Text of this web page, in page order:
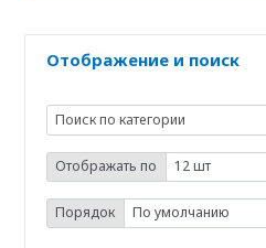
Отображение и поиск
Отображать по
Порядок